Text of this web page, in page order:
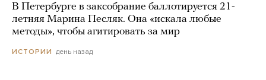
В Петербурге в заксобрание баллотируется 21-
летняя Марина Песляк. Она «искала любые
методы», чтобы агитировать за мир
ИСТОРИИ день назад